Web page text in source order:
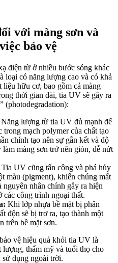
với màng sơn và
bảo vệ
điện từ ở nhiều bước sóng khác
loại có năng lượng cao và có khả
liệu hữu cơ, bao gồm cả màng
thời gian dài, tia UV sẽ gây ra
(photodegradation):
Năng lượng từ tia UV đủ mạnh để
trong mạch polymer của chất tạo
chính tạo nên sự gắn kết và độ
màng sơn trở nên giòn, dễ nứt
Tia UV cũng tấn công và phá hủy
màu (pigment), khiến chúng mất
nhân chính gây ra hiện
các công trình ngoại thất.
Khi lớp nhựa bề mặt bị phân
độn sẽ bị trơ ra, tạo thành một
trên bề mặt sơn.
vệ hiệu quả khỏi tia UV là
lượng, thẩm mỹ và tuổi thọ cho
sử dụng ngoài trời.